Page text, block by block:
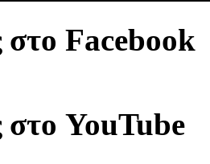
στο Facebook
στο YouTube